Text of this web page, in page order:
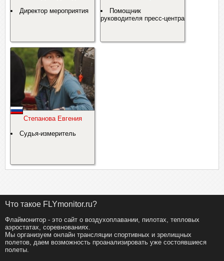
Директор мероприятия
Помощник
руководителя пресс-центра
Степанова Евгения
Судья-измеритель
Что такое FLYmonitor.ru?
Флаймонитор - это сайт о воздухоплавании, пилотах, тепловых
аэростатах, соревнованиях.
Мы организуем онлайн трансляции спортивных и зрелищных
полетов, даем возможность проанализировать уже состоявшиеся
полеты.